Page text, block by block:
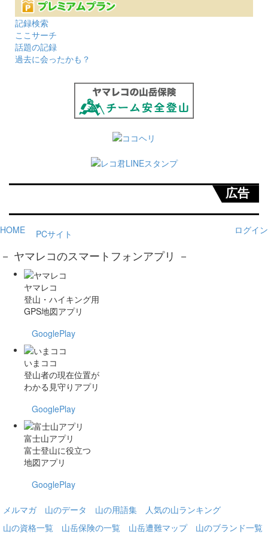
記録検索
ここサーチ
話題の記録
過去に会ったかも？
広告
HOME ログイン
PCサイト
－ ヤマレコのスマートフォンアプリ －
ヤマレコ
登山・ハイキング用
GPS地図アプリ
GooglePlay
いまココ
登山者の現在位置が
わかる見守りアプリ
GooglePlay
富士山アプリ
富士登山に役立つ
地図アプリ
GooglePlay
メルマガ 山のデータ 山の用語集
人気の山ランキング
山の資格一覧
山岳保険の一覧 山岳遭難マップ 山のブランド一覧